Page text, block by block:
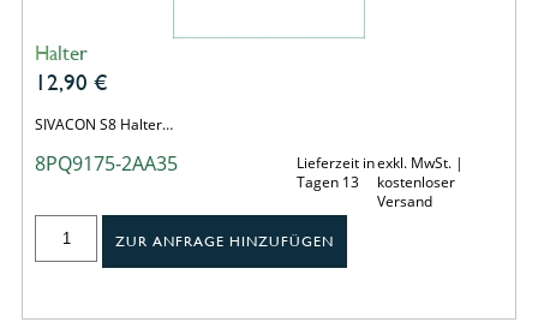
Halter
12,90 €
SIVACON S8 Halter…
8PQ9175-2AA35
Lieferzeit in
Tagen 13
exkl. MwSt. |
kostenloser
Versand
ZUR ANFRAGE HINZUFÜGEN